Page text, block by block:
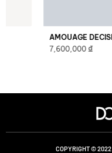
AMOUAGE DECISION EDP
7,600,000₫
COPYRIGHT © 2022